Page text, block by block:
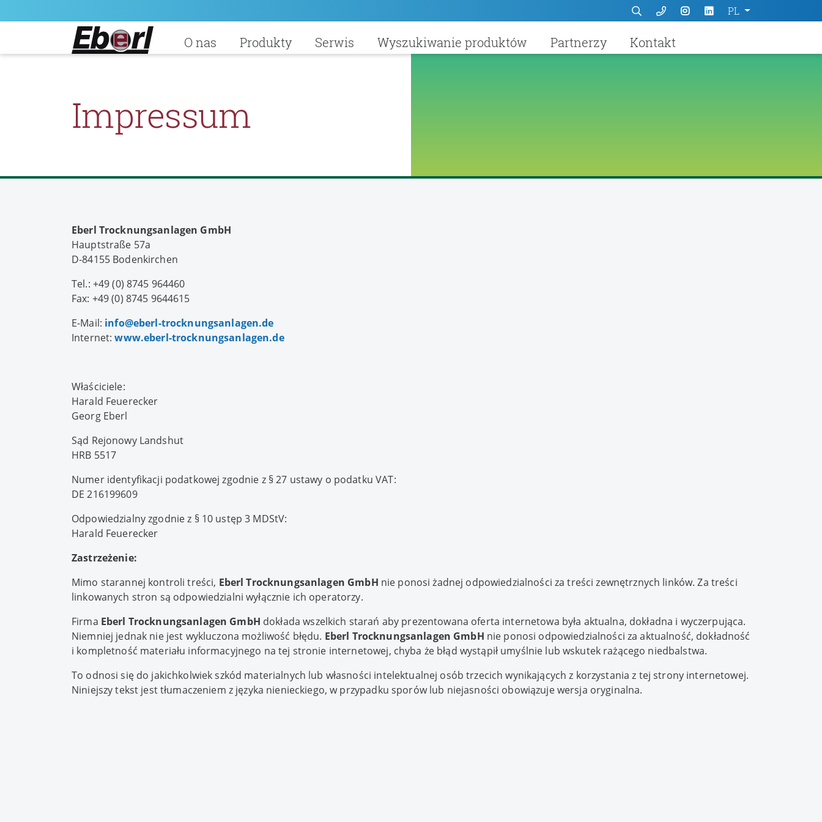
PL
O nas Produkty Serwis Wyszukiwanie produktów Partnerzy Kontakt
Impressum
Eberl Trocknungsanlagen GmbH
Hauptstraße 57a
D-84155 Bodenkirchen
Tel.: +49 (0) 8745 964460
Fax: +49 (0) 8745 9644615
E-Mail: info@eberl-trocknungsanlagen.de
Internet:www.eberl-trocknungsanlagen.de
Właściciele:
Harald Feuerecker
Georg Eberl
Sąd Rejonowy Landshut
HRB 5517
Numer identyfikacji podatkowej zgodnie z § 27 ustawy o podatku VAT:
DE 216199609
Odpowiedzialny zgodnie z § 10 ustęp 3 MDStV:
Harald Feuerecker
Zastrzeżenie:
Mimo starannej kontroli treści, Eberl Trocknungsanlagen GmbH nie ponosi żadnej odpowiedzialności za treści zewnętrznych linków. Za treści
linkowanych stron są odpowiedzialni wyłącznie ich operatorzy.
Firma Eberl Trocknungsanlagen GmbH dokłada wszelkich starań aby prezentowana oferta internetowa była aktualna, dokładna i wyczerpująca.
Niemniej jednak nie jest wykluczona możliwość błędu. Eberl Trocknungsanlagen GmbH nie ponosi odpowiedzialności za aktualność, dokładność
i kompletność materiału informacyjnego na tej stronie internetowej, chyba że błąd wystąpił umyślnie lub wskutek rażącego niedbalstwa.
To odnosi się do jakichkolwiek szkód materialnych lub własności intelektualnej osób trzecich wynikających z korzystania z tej strony internetowej.
Niniejszy tekst jest tłumaczeniem z języka nienieckiego, w przypadku sporów lub niejasności obowiązuje wersja oryginalna.